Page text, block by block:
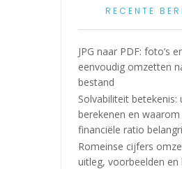
RECENTE
JPG naar PDF: foto’s
eenvoudig omzetten
bestand
Solvabiliteit betekenis:
berekenen en waarom
financiële ratio
Romeinse cijfers
uitleg, voorbeelden en